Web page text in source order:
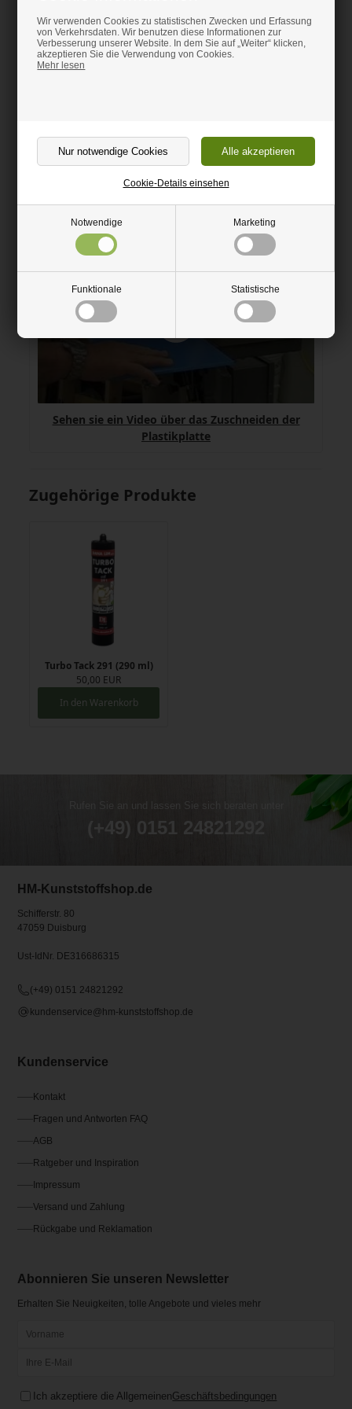
Wir verwenden Cookies zu statistischen Zwecken und Erfassung
von Verkehrsdaten. Wir benutzen diese Informationen zur
Verbesserung unserer Website. In dem Sie auf „Weiter“ klicken,
akzeptieren Sie die Verwendung von Cookies.
Mehr lesen
Notwendige Marketing
Funktionale Statistische
Cookie-Details einsehen
Die Spiegelplatten können mit einer feinzahnigen Kreissäge,
Handsäge oder Rundsäge zugeschnitten werden.
Grauer Spiegel Acryl wird nur in ganzen Platten verkauft: 122 x 244
x 0,3cm.
Information
Sehen sie ein Video über das Zuschneiden der
Plastikplatte
Zugehörige Produkte
Turbo Tack 291 (290 ml)
50,00 EUR
In den Warenkorb
Rufen Sie an und lassen Sie sich beraten unter
(+49) 0151 24821292
HM-Kunststoffshop.de
Schifferstr. 80
47059 Duisburg
Ust-IdNr. DE316686315
(+49) 0151 24821292
kundenservice@hm-kunststoffshop.de
Kundenservice
Kontakt
Fragen und Antworten FAQ
AGB
Ratgeber und Inspiration
Impressum
Versand und Zahlung
Rückgabe und Reklamation
Abonnieren Sie unseren Newsletter
Erhalten Sie Neuigkeiten, tolle Angebote und vieles mehr
Ich akzeptiere die AllgemeinenGeschäftsbedingungen